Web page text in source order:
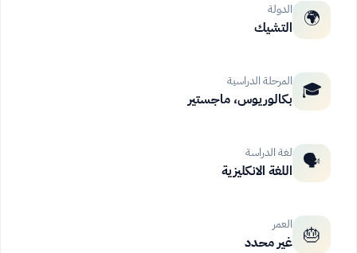
🌍 الدولة
التشيك
🎓 المرحلة الدراسية
بكالوريوس، ماجستير
🗣️ لغة الدراسة
اللغة الانكليزية
🎂 العمر
غير محدد